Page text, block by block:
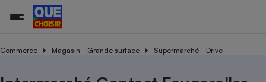
Commerce Magasin - Grande surface Supermarché - Drive